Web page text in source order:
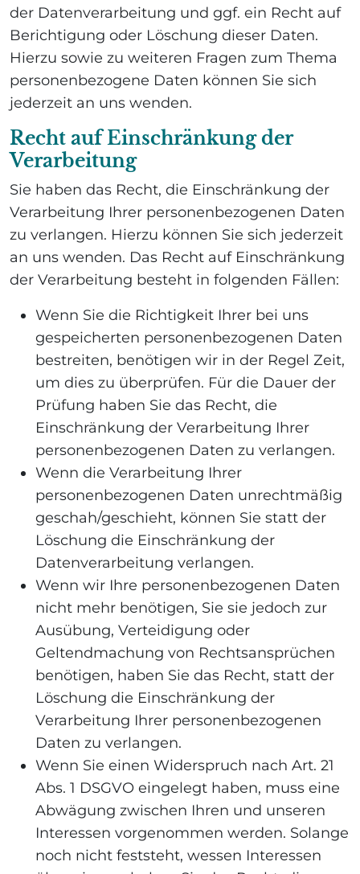
der Datenverarbeitung und ggf. ein Recht auf
Berichtigung oder Löschung dieser Daten.
Hierzu sowie zu weiteren Fragen zum Thema
personenbezogene Daten können Sie sich
jederzeit an uns wenden.
Recht auf Einschränkung der
Verarbeitung
Sie haben das Recht, die Einschränkung der
Verarbeitung Ihrer personenbezogenen Daten
zu verlangen. Hierzu können Sie sich jederzeit
an uns wenden. Das Recht auf Einschränkung
der Verarbeitung besteht in folgenden Fällen:
Wenn Sie die Richtigkeit Ihrer bei uns
gespeicherten personenbezogenen Daten
bestreiten, benötigen wir in der Regel Zeit,
um dies zu überprüfen. Für die Dauer der
Prüfung haben Sie das Recht, die
Einschränkung der Verarbeitung Ihrer
personenbezogenen Daten zu verlangen.
Wenn die Verarbeitung Ihrer
personenbezogenen Daten unrechtmäßig
geschah/geschieht, können Sie statt der
Löschung die Einschränkung der
Datenverarbeitung verlangen.
Wenn wir Ihre personenbezogenen Daten
nicht mehr benötigen, Sie sie jedoch zur
Ausübung, Verteidigung oder
Geltendmachung von Rechtsansprüchen
benötigen, haben Sie das Recht, statt der
Löschung die Einschränkung der
Verarbeitung Ihrer personenbezogenen
Daten zu verlangen.
Wenn Sie einen Widerspruch nach Art. 21
Abs. 1 DSGVO eingelegt haben, muss eine
Abwägung zwischen Ihren und unseren
Interessen vorgenommen werden. Solange
noch nicht feststeht, wessen Interessen